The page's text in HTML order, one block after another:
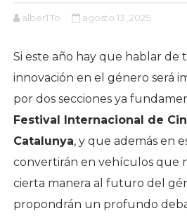
alberTTo agosto 13, 2025
Si este año hay que hablar de
innovación en el género será
por dos secciones ya
Festival Internacional de
Catalunya, y que además en
convertirán en vehículos que
cierta manera al futuro del
propondrán un profundo